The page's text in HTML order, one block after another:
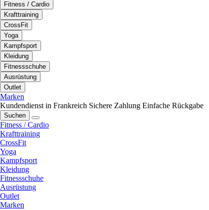
Fitness / Cardio
Krafttraining
CrossFit
Yoga
Kampfsport
Kleidung
Fitnessschuhe
Ausrüstung
Outlet
Marken
Kundendienst in Frankreich Sichere Zahlung Einfache Rückgabe
Suchen
Fitness / Cardio
Krafttraining
CrossFit
Yoga
Kampfsport
Kleidung
Fitnessschuhe
Ausrüstung
Outlet
Marken